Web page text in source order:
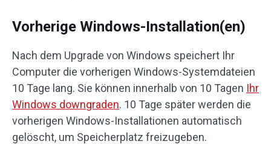
Vorherige Windows-Installation(en)
Nach dem Upgrade von Windows speichert Ihr
Computer die vorherigen Windows-Systemdateien
10 Tage lang. Sie können innerhalb von 10 Tagen Ihr
Windows downgraden. 10 Tage später werden die
vorherigen Windows-Installationen automatisch
gelöscht, um Speicherplatz freizugeben.